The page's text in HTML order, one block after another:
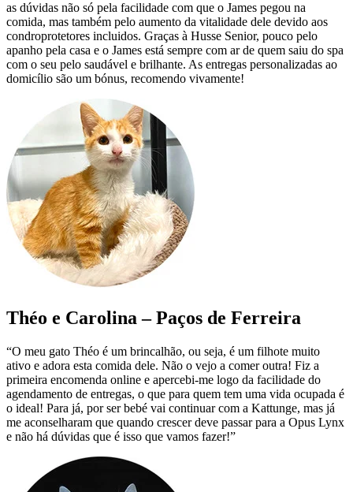
as dúvidas não só pela facilidade com que o James pegou na
comida, mas também pelo aumento da vitalidade dele devido aos
condroprotetores incluidos. Graças à Husse Senior, pouco pelo
apanho pela casa e o James está sempre com ar de quem saiu do spa
com o seu pelo saudável e brilhante. As entregas personalizadas ao
domicílio são um bónus, recomendo vivamente!
Théo e Carolina – Paços de Ferreira
“O meu gato Théo é um brincalhão, ou seja, é um filhote muito
ativo e adora esta comida dele. Não o vejo a comer outra! Fiz a
primeira encomenda online e apercebi-me logo da facilidade do
agendamento de entregas, o que para quem tem uma vida ocupada é
o ideal! Para já, por ser bebé vai continuar com a Kattunge, mas já
me aconselharam que quando crescer deve passar para a Opus Lynx
e não há dúvidas que é isso que vamos fazer!”